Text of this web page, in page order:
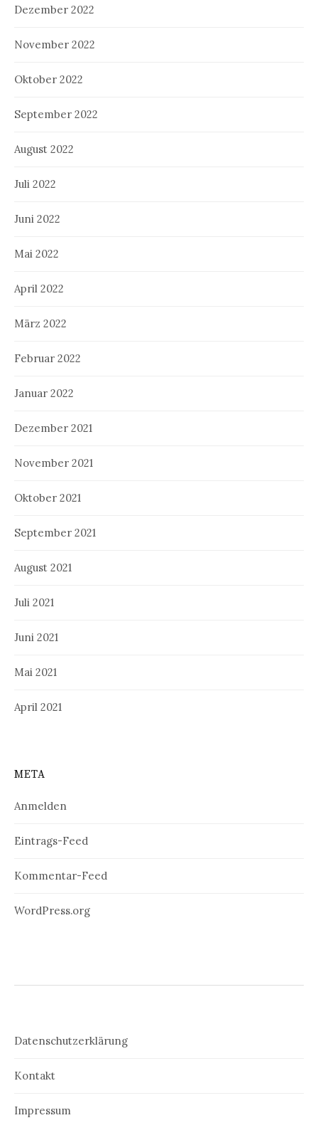
Dezember 2022
November 2022
Oktober 2022
September 2022
August 2022
Juli 2022
Juni 2022
Mai 2022
April 2022
März 2022
Februar 2022
Januar 2022
Dezember 2021
November 2021
Oktober 2021
September 2021
August 2021
Juli 2021
Juni 2021
Mai 2021
April 2021
META
Anmelden
Eintrags-Feed
Kommentar-Feed
WordPress.org
Datenschutzerklärung
Kontakt
Impressum